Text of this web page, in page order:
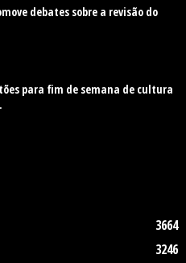
debates sobre a revisão do
para fim de semana de cultura
3664
3246